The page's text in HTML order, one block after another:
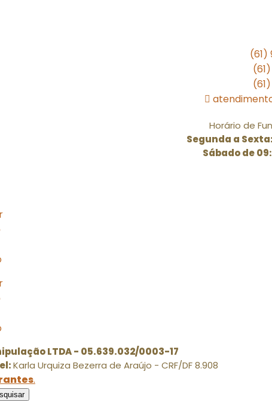
(61)
Horário de
Segunda a
Sábado de
LTDA - 05.639.032/0003-17
Karla Urquiza Bezerra de Araújo - CRF/DF 8.908
.